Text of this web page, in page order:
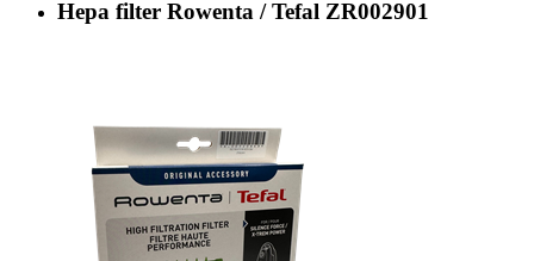
Hepa filter Rowenta / Tefal ZR002901